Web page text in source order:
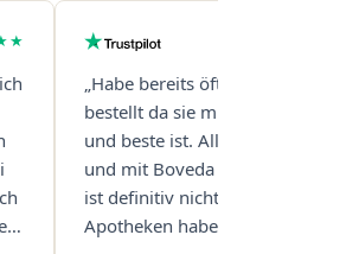
„Habe bereits öfter über diese
bestellt da sie mit Abstand die
und beste ist. Alles ist perfekt
und mit Boveda Pads in jedem
ist definitiv nicht die Norm, bei
Apotheken haben das nur zwei